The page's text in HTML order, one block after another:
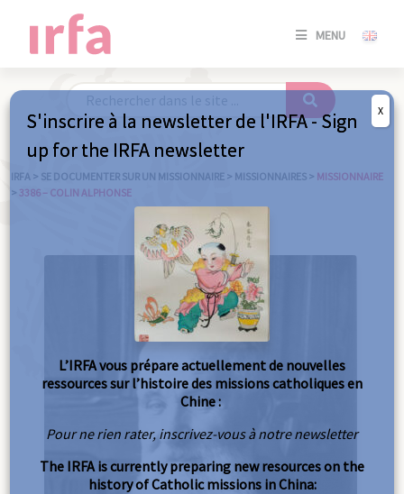
MENU
SE
/
IRFA > SE DOCUMENTER SUR UN MISSIONNAIRE > MISSIONNAIRES > MISSIONNAIRE
> 3386 – COLIN ALPHONSE
S'inscrire à la newsletter de l'IRFA - Sign
up for the IRFA newsletter
L’IRFA vous prépare actuellement de nouvelles
ressources sur l’histoire des missions catholiques en
Chine :
Pour ne rien rater, inscrivez-vous à notre newsletter
The IRFA is currently preparing new resources on the
history of Catholic missions in China:
X